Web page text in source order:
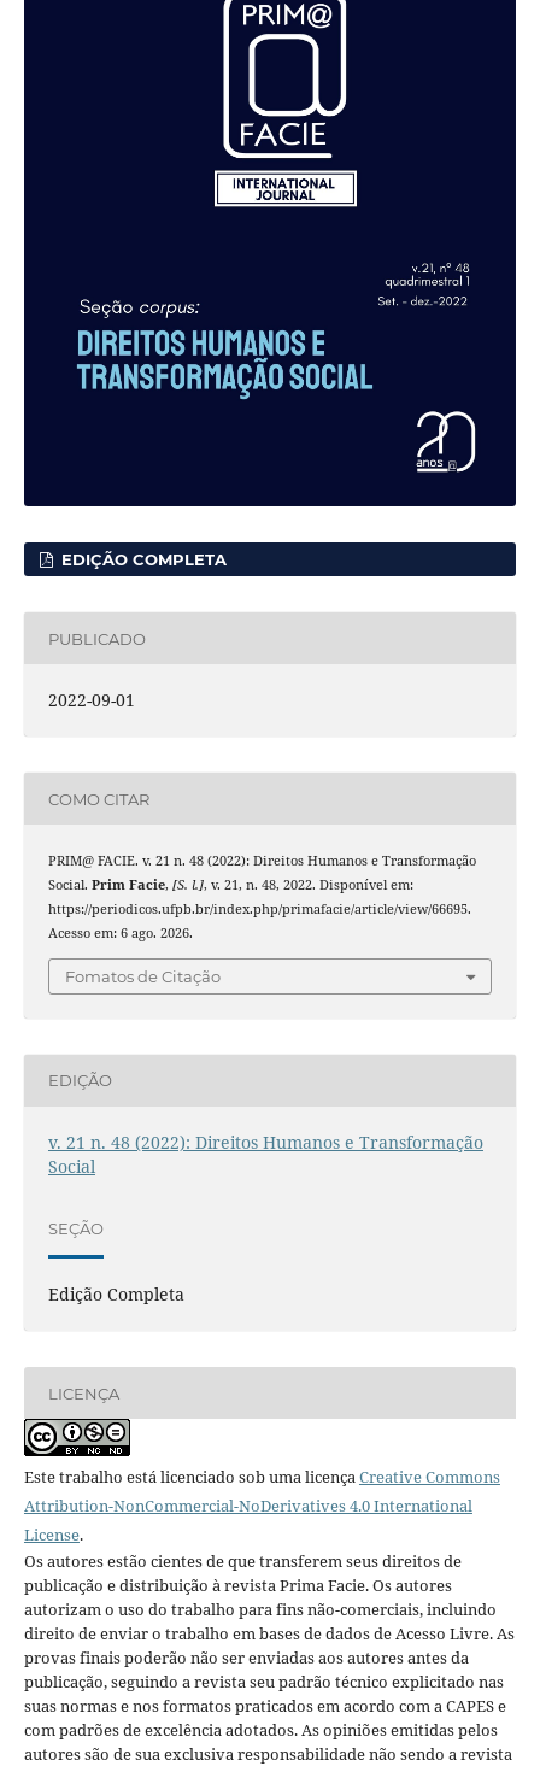
EDIÇÃO COMPLETA
PUBLICADO
2022-09-01
COMO CITAR
PRIM@ FACIE. v. 21 n. 48 (2022): Direitos Humanos e Transformação
Social. Prim Facie, [S. l.], v. 21, n. 48, 2022. Disponível em:
https://periodicos.ufpb.br/index.php/primafacie/article/view/66695.
Acesso em: 6 ago. 2026.
Fomatos de Citação
EDIÇÃO
v. 21 n. 48 (2022): Direitos Humanos e Transformação
Social
SEÇÃO
Edição Completa
LICENÇA
Este trabalho está licenciado sob uma licençaCreative Commons
Attribution-NonCommercial-NoDerivatives 4.0 International
License.
Os autores estão cientes de que transferem seus direitos de
publicação e distribuição à revista Prima Facie. Os autores
autorizam o uso do trabalho para fins não-comerciais, incluindo
direito de enviar o trabalho em bases de dados de Acesso Livre. As
provas finais poderão não ser enviadas aos autores antes da
publicação, seguindo a revista seu padrão técnico explicitado nas
suas normas e nos formatos praticados em acordo com a CAPES e
com padrões de excelência adotados. As opiniões emitidas pelos
autores são de sua exclusiva responsabilidade não sendo a revista